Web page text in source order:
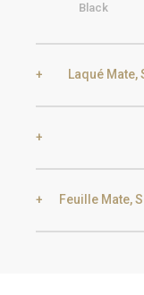
Black
Laqué
Feuille Mate,